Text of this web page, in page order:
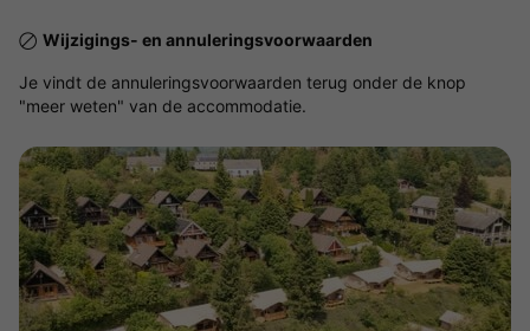
Wijzigings- en annuleringsvoorwaarden
Je vindt de annuleringsvoorwaarden terug onder de knop
"meer weten" van de accommodatie.
Bekijk de kaart